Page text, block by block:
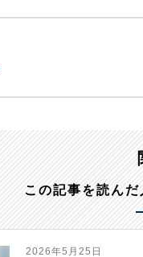
この記事を読ん
2026年5月25日